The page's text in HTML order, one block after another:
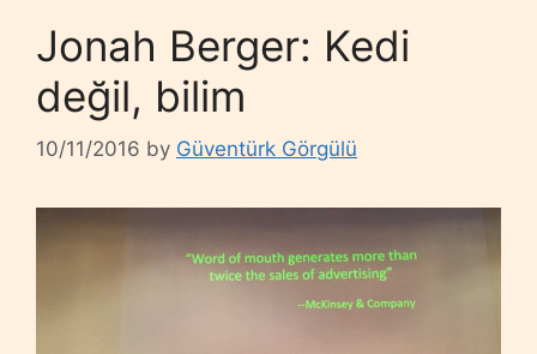
Jonah Berger: Kedi
değil, bilim
10/11/2016 by Güventürk Görgülü